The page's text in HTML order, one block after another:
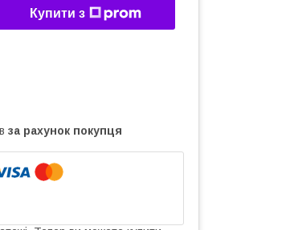
Купити з
за рахунок покупця